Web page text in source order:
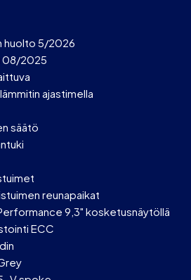
huolto 5/2026
08/2025
ajastimella
säätö
reunapaikat
9,3" kosketusnäytöllä
ECC